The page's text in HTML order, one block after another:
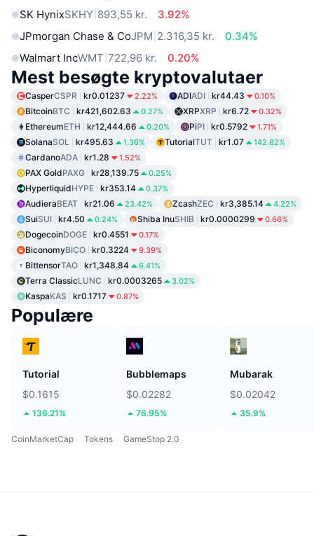
SK HynixSKHY 893,55 kr.
3.92%
JPmorgan Chase & CoJPM 2.316,35 kr.
0.34%
Walmart IncWMT 722,96 kr. 0.20%
Mest besøgte kryptovalutaer
CasperCSPR kr0.01237 2.22% ADIADI kr44.43 0.10%
BitcoinBTC kr421,602.63 0.27% XRPXRP kr6.72 0.32%
EthereumETH kr12,444.66 0.20% PiPI kr0.5792 1.71%
SolanaSOL kr495.63 1.36% TutorialTUT kr1.07 142.82%
CardanoADA kr1.28 1.52%
PAX GoldPAXG kr28,139.75 0.25%
HyperliquidHYPE kr353.14 0.37%
AudieraBEAT kr21.06 23.42% ZcashZEC kr3,385.14 4.22%
SuiSUI kr4.50 0.24% Shiba InuSHIB kr0.0000299 0.66%
DogecoinDOGE kr0.4551 0.17%
BiconomyBICO kr0.3224 9.39%
BittensorTAO kr1,348.84 6.41%
Terra ClassicLUNC kr0.0003265 3.02%
KaspaKAS kr0.1717 0.87%
Populære
Tutorial
$0.1615
136.21%
Bubblemaps
$0.02282
76.95%
Mubarak
$0.02042
35.9%
CoinMarketCap Tokens GameStop 2.0